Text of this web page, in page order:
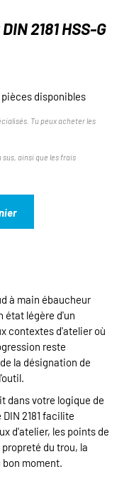
2181 HSS-G
pièces disponibles
Tu peux acheter les
sus, ainsi que les frais
à main ébaucheur
état légère d'un
contextes d'atelier où
reste
la désignation de
dans votre logique de
2181 facilite
d'atelier, les points de
du trou, la
moment.